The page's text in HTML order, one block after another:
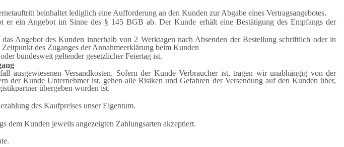
beinhaltet lediglich eine Aufforderung an den Kunden zur Abgabe eines Vertragsangebotes.
er ein Angebot im Sinne des § 145 BGB ab. Der Kunde erhält eine Bestätigung des Empfangs der
Angebot des Kunden innerhalb von 2 Werktagen nach Absenden der Bestellung schriftlich oder in
des Zuganges der Annahmeerklärung beim Kunden
bundesweit geltender gesetzlicher Feiertag ist.
ausgewiesenen Versandkosten. Sofern der Kunde Verbraucher ist, tragen wir unabhängig von der
der Kunde Unternehmer ist, gehen alle Risiken und Gefahren der Versendung auf den Kunden über,
übergeben worden ist.
des Kaufpreises unser Eigentum.
dem Kunden jeweils angezeigten Zahlungsarten akzeptiert.